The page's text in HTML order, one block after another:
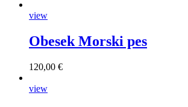
view
Obesek Morski pes
120,00 €
view